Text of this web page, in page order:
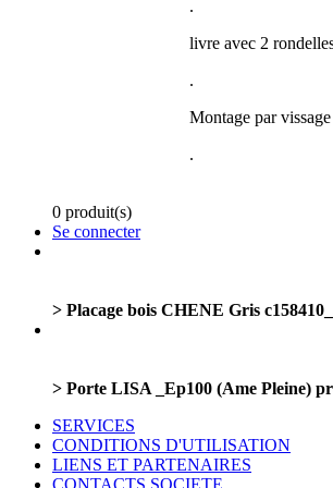
.
livre avec 2
.
Montage par
.
0 produit(s)
Se connecter
> Placage bois CHENE Gris
> Porte LISA _Ep100 (Ame Pleine)
SERVICES
CONDITIONS D'UTILISATION
LIENS ET PARTENAIRES
CONTACTS SOCIETE